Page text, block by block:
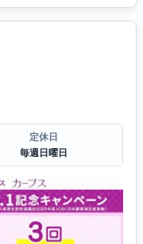
定休日
毎週日曜日